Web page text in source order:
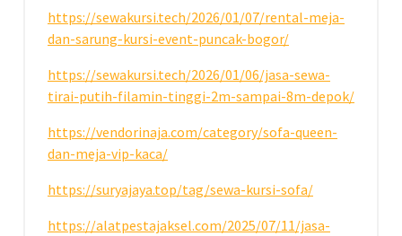
https://sewakursi.tech/2026/01/07/rental-meja-
dan-sarung-kursi-event-puncak-bogor/
https://sewakursi.tech/2026/01/06/jasa-sewa-
tirai-putih-filamin-tinggi-2m-sampai-8m-depok/
https://vendorinaja.com/category/sofa-queen-
dan-meja-vip-kaca/
https://suryajaya.top/tag/sewa-kursi-sofa/
https://alatpestajaksel.com/2025/07/11/jasa-